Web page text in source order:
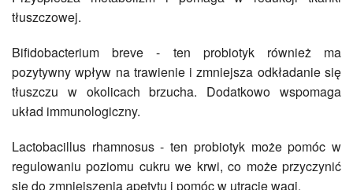
tłuszczowej.
Bifidobacterium breve - ten probiotyk również ma
pozytywny wpływ na trawienie i zmniejsza odkładanie się
tłuszczu w okolicach brzucha. Dodatkowo wspomaga
układ immunologiczny.
Lactobacillus rhamnosus - ten probiotyk może pomóc w
regulowaniu poziomu cukru we krwi, co może przyczynić
się do zmniejszenia apetytu i pomóc w utracie wagi.